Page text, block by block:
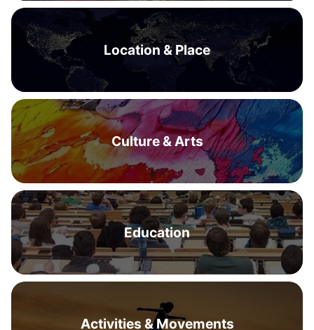
Location & Place
Culture & Arts
Education
Activities & Movements